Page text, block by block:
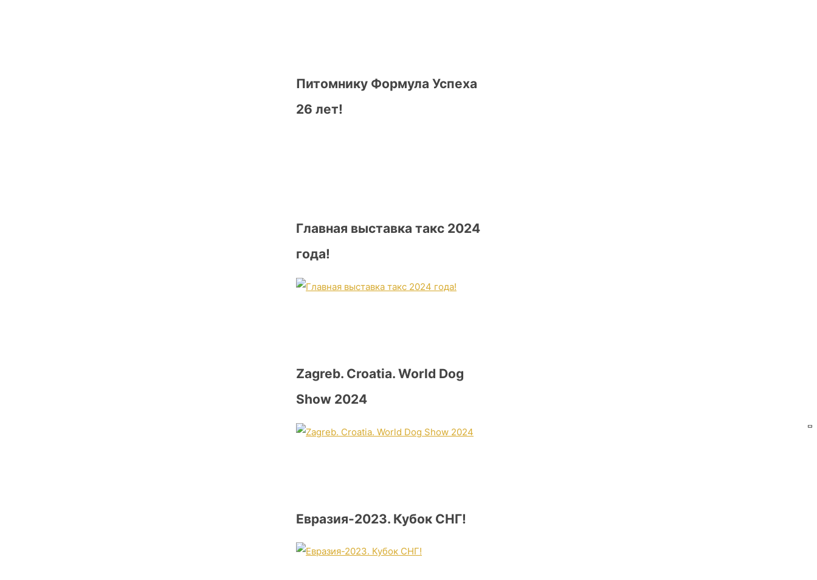
Питомнику Формула Успеха
26 лет!
Главная выставка такс 2024
года!
Zagreb. Croatia. World Dog
Show 2024
Евразия-2023. Кубок СНГ!